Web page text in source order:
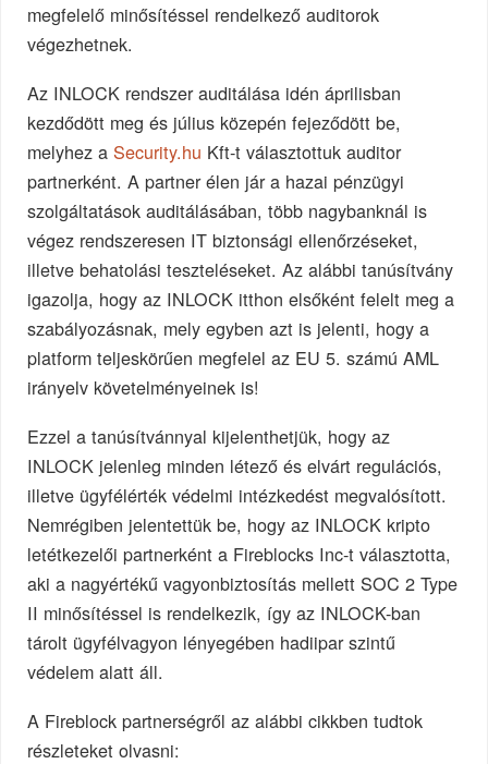
megfelelő minősítéssel rendelkező auditorok
végezhetnek.
Az INLOCK rendszer auditálása idén áprilisban
kezdődött meg és július közepén fejeződött be,
melyhez aSecurity.hu Kft-t választottuk auditor
partnerként. A partner élen jár a hazai pénzügyi
szolgáltatások auditálásában, több nagybanknál is
végez rendszeresen IT biztonsági ellenőrzéseket,
illetve behatolási teszteléseket. Az alábbi tanúsítvány
igazolja, hogy az INLOCK itthon elsőként felelt meg a
szabályozásnak, mely egyben azt is jelenti, hogy a
platform teljeskörűen megfelel az EU 5. számú AML
irányelv követelményeinek is!
Ezzel a tanúsítvánnyal kijelenthetjük, hogy az
INLOCK jelenleg minden létező és elvárt regulációs,
illetve ügyfélérték védelmi intézkedést megvalósított.
Nemrégiben jelentettük be, hogy az INLOCK kripto
letétkezelői partnerként a Fireblocks Inc-t választotta,
aki a nagyértékű vagyonbiztosítás mellett SOC 2 Type
II minősítéssel is rendelkezik, így az INLOCK-ban
tárolt ügyfélvagyon lényegében hadiipar szintű
védelem alatt áll.
A Fireblock partnerségről az alábbi cikkben tudtok
részleteket olvasni: